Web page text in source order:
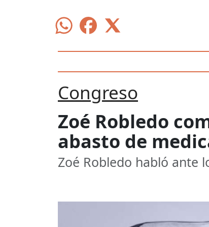
Congreso
Zoé Robledo
abasto de
Zoé Robledo habló ante